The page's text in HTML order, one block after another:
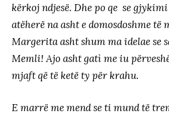
kërkoj ndjesë. Dhe po qe se
atëherë na asht e domosdoshme
Margerita asht shum ma idelae se
Memli! Ajo asht gatì me iu
mjaft që të ketë ty për krahu.
E marrë me mend se ti mund të